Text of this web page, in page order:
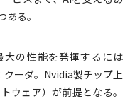
る。
の性能を発揮するには
ーダ。Nvidia製チップ上
ウェア）が前提となる。